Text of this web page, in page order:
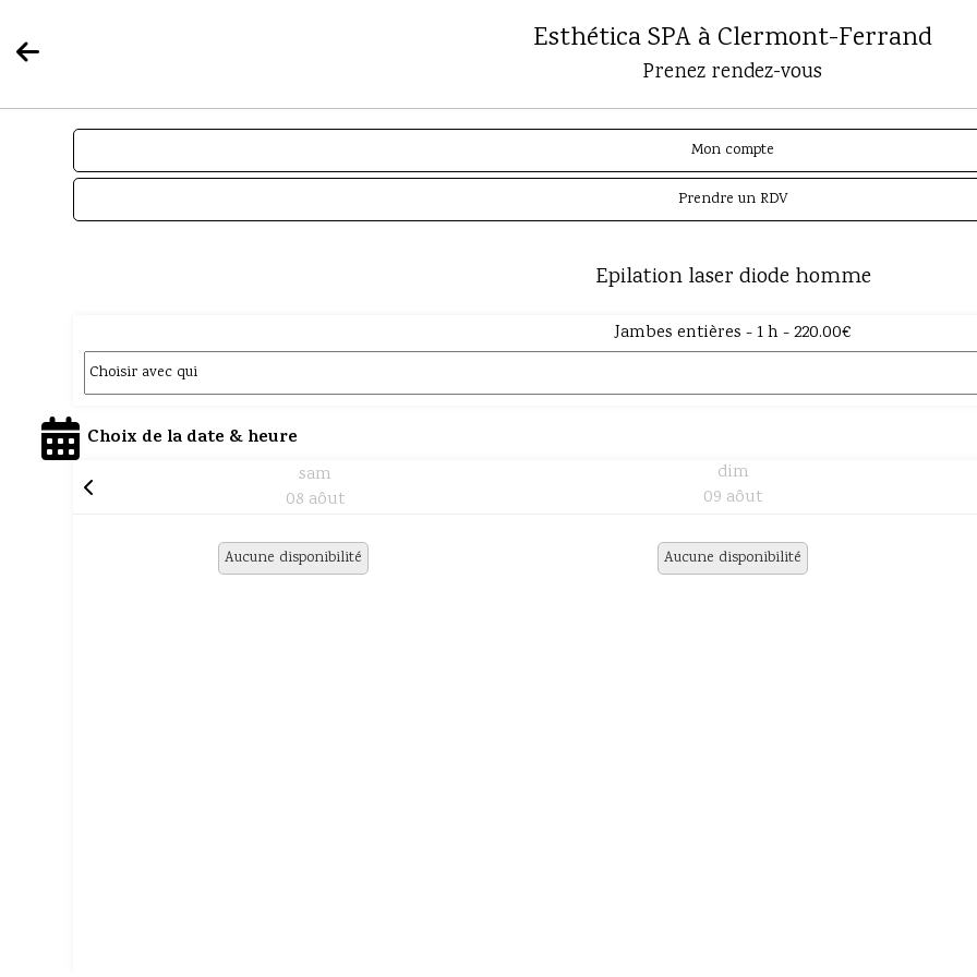
Esthética SPA à Clermont-Ferrand
Prenez rendez-vous
Mon compte
Prendre un RDV
Epilation laser diode homme
Jambes entières - 1 h - 220.00€
Choix de la date & heure
sam
08 aôut
dim
09 aôut
Aucune disponibilité Aucune disponibilité